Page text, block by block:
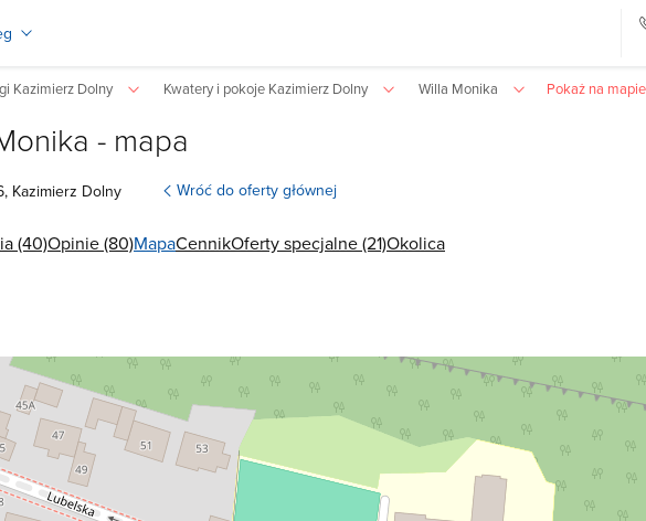
Kazimierz Dolny Kwatery i pokoje Kazimierz Dolny Willa Monika Pokaż na mapie
- mapa
Kazimierz Dolny Wróć do oferty głównej
(40)Opinie (80)MapaCennikOferty specjalne (21)Okolica